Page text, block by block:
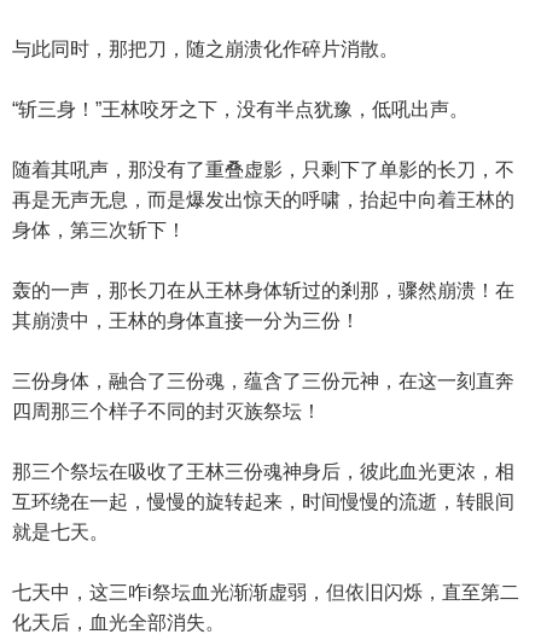
与此同时，那把刀，随之崩溃化作碎片消散。
“斩三身！”王林咬牙之下，没有半点犹豫，低吼出声。
随着其吼声，那没有了重叠虚影，只剩下了单影的长刀，不
再是无声无息，而是爆发出惊天的呼啸，抬起中向着王林的
身体，第三次斩下！
轰的一声，那长刀在从王林身体斩过的剎那，骤然崩溃！在
其崩溃中，王林的身体直接一分为三份！
三份身体，融合了三份魂，蕴含了三份元神，在这一刻直奔
四周那三个样子不同的封灭族祭坛！
那三个祭坛在吸收了王林三份魂神身后，彼此血光更浓，相
互环绕在一起，慢慢的旋转起来，时间慢慢的流逝，转眼间
就是七天。
七天中，这三咋i祭坛血光渐渐虚弱，但依旧闪烁，直至第二
化天后，血光全部消失。